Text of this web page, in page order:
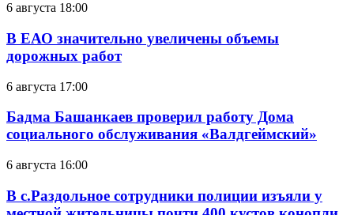
6 августа 18:00
В ЕАО значительно увеличены объемы
дорожных работ
6 августа 17:00
Бадма Башанкаев проверил работу Дома
социального обслуживания «Валдгеймский»
6 августа 16:00
В с.Раздольное сотрудники полиции изъяли у